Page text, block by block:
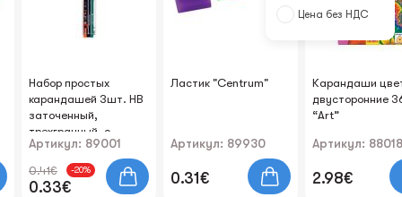
Набор простых
карандашей 3шт. HB
заточенный,
трехгранный, с
ластиком, пластик
Артикул: 89001
0.41€ -20%
0.33€
Ластик "Centrum"
Артикул: 89930
0.31€
Карандаши
двусторонние
“Art”
Артикул: 88018
2.98€
Цена без НДС